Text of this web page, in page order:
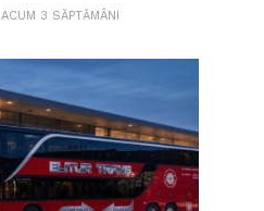
ACUM 3 SĂPTĂMÂNI